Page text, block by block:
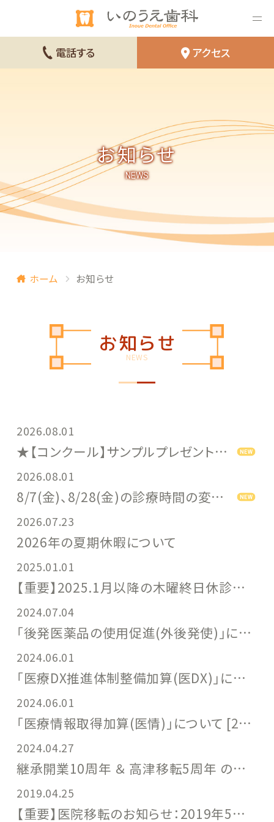
電話する アクセス
お知らせ
NEWS
ホーム お知らせ
お知らせ
NEWS
2026.08.01
★【コンクール】サンプルプレゼントキャンペーン中★
2026.08.01
8/7(金)、8/28(金)の診療時間の変更について
2026.07.23
2026年の夏期休暇について
2025.01.01
【重要】2025.1月以降の木曜終日休診について [2025.1～]
2024.07.04
「後発医薬品の使用促進(外後発使)」について [2024.7～]
2024.06.01
「医療DX推進体制整備加算(医DX)」について [2024.6～]
2024.06.01
「医療情報取得加算(医情)」について [2024.6～]
2024.04.27
継承開業10周年 ＆ 高津移転5周年 の御礼 [2024.4]
2019.04.25
【重要】医院移転のお知らせ：2019年5月10日(金)以降